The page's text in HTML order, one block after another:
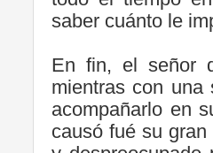
saber cuánto le
En fin, el señor
mientras con una
acompañarlo en
causó fué su